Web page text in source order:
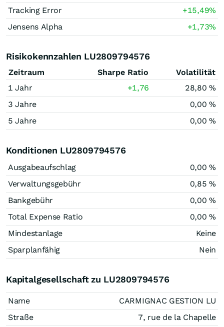
Tracking Error
+15,49%
Jensens Alpha
+1,73%
Risikokennzahlen LU2809794576
Zeitraum Sharpe Ratio
Volatilität
1 Jahr
+1,76
28,80 %
3 Jahre
0,00 %
5 Jahre
0,00 %
Konditionen LU2809794576
Ausgabeaufschlag
0,00 %
Verwaltungsgebühr
0,85 %
Bankgebühr
0,00 %
Total Expense Ratio
0,00 %
Mindestanlage
Keine
Sparplanfähig
Nein
Kapitalgesellschaft zu LU2809794576
Name
CARMIGNAC GESTION LU
Straße
7, rue de la Chapelle